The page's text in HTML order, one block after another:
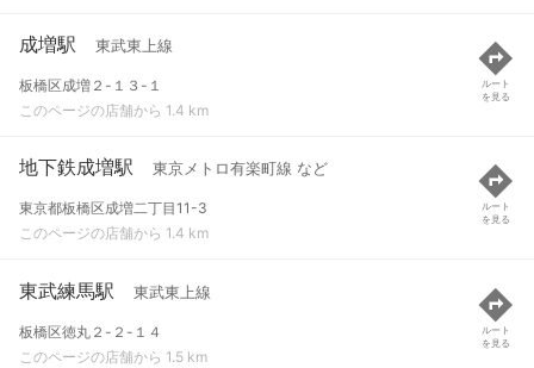
成増駅 東武東上線
板橋区成増２-１３-１
このページの店舗から 1.4 km
ルート
を見る
地下鉄成増駅 東京メトロ有楽町線 など
東京都板橋区成増二丁目11-3
このページの店舗から 1.4 km
ルート
を見る
東武練馬駅 東武東上線
板橋区徳丸２-２-１４
このページの店舗から 1.5 km
ルート
を見る